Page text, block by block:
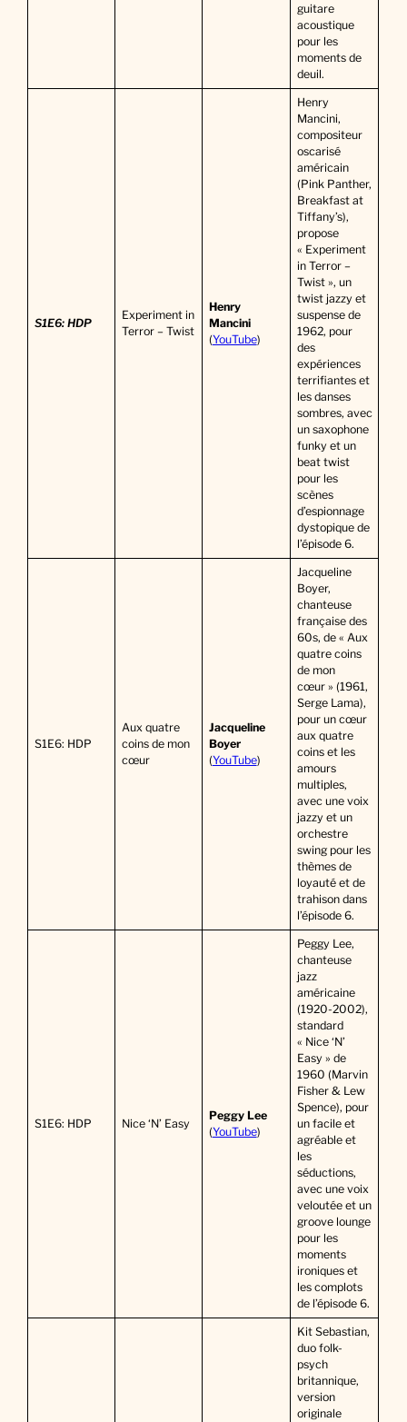
guitare
acoustique
pour les
moments de
deuil.
S1E6: HDP
Experiment in
Terror – Twist
Henry
Mancini
(YouTube)
Henry
Mancini,
compositeur
oscarisé
américain
(Pink Panther,
Breakfast at
Tiffany’s),
propose
« Experiment
in Terror –
Twist », un
twist jazzy et
suspense de
1962, pour
des
expériences
terrifiantes et
les danses
sombres, avec
un saxophone
funky et un
beat twist
pour les
scènes
d’espionnage
dystopique de
l’épisode 6.
S1E6: HDP
Aux quatre
coins de mon
cœur
Jacqueline
Boyer
(YouTube)
Jacqueline
Boyer,
chanteuse
française des
60s, de « Aux
quatre coins
de mon
cœur » (1961,
Serge Lama),
pour un cœur
aux quatre
coins et les
amours
multiples,
avec une voix
jazzy et un
orchestre
swing pour les
thèmes de
loyauté et de
trahison dans
l’épisode 6.
S1E6: HDP Nice ‘N’ Easy
Peggy Lee
(YouTube)
Peggy Lee,
chanteuse
jazz
américaine
(1920-2002),
standard
« Nice ‘N’
Easy » de
1960 (Marvin
Fisher & Lew
Spence), pour
un facile et
agréable et
les
séductions,
avec une voix
veloutée et un
groove lounge
pour les
moments
ironiques et
les complots
de l’épisode 6.
Kit Sebastian,
duo folk-
psych
britannique,
version
originale